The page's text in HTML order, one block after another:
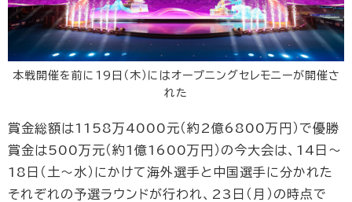
本戦開催を前に19日（木）にはオープニングセレモニーが開催さ
れた
賞金総額は1158万4000元（約2億6800万円）で優勝
賞金は500万元（約1億1600万円）の今大会は、14日〜
18日（土〜水）にかけて海外選手と中国選手に分かれた
それぞれの予選ラウンドが行われ、23日（月）の時点で